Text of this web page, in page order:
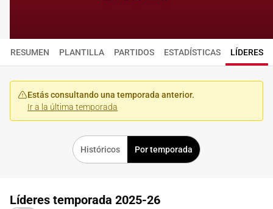
RESUMEN PLANTILLA PARTIDOS ESTADÍSTICAS LÍDERES
Estás consultando una temporada anterior.
Ir a la última temporada
Históricos Por temporada
Líderes temporada 2025-26